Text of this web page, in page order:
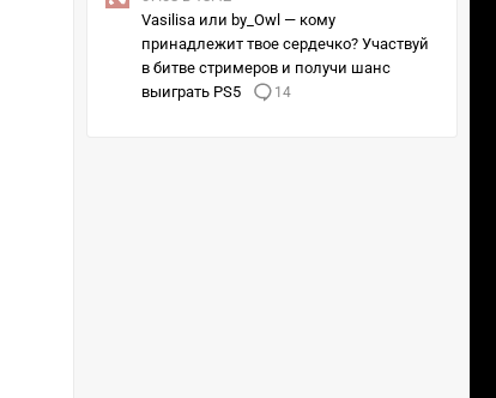
Vasilisa или by_Owl — кому
принадлежит твое сердечко? Участвуй
в битве стримеров и получи шанс
выиграть PS5
14